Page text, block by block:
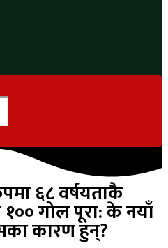
६८ वर्षयताकै
१०० गोल पूरा: के नयाँ
कारण हुन्?